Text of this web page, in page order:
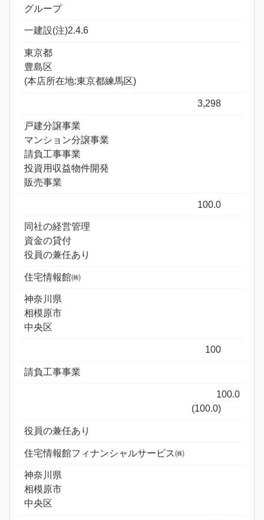
グループ
一建設(注)2.4.6
東京都
豊島区
(本店所在地:東京都練馬区)
3,298
戸建分譲事業
マンション分譲事業
請負工事事業
投資用収益物件開発
販売事業
100.0
同社の経営管理
資金の貸付
役員の兼任あり
住宅情報館㈱
神奈川県
相模原市
中央区
100
請負工事事業
100.0
(100.0)
役員の兼任あり
住宅情報館フィナンシャルサービス㈱
神奈川県
相模原市
中央区